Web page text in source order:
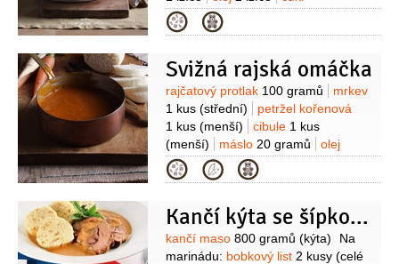
1 lžíce
mouka pšeničná hladká
10 gramů
pepř černý1 kulička
Kategorie
Svižná rajská omáčka
Suroviny
rajčatový protlak 100 gramů
mrkev
1 kus (střední)
petržel kořenová
1 kus (menší) cibule 1 kus
(menší)
máslo 20 gramů
olej
2 lžíce
cukr1 lžíce
hladká2 lžičky pepř černý1 kulička
Kategorie
Kančí kýta se šípkovou omáčkou
Suroviny
kančí maso 800 gramů (kýta)
Na
marinádu: bobkový list 2 kusy (celé